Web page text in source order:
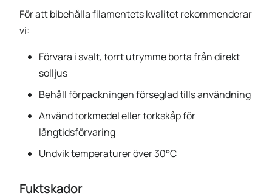
För att bibehålla filamentets kvalitet rekommenderar
vi:
Förvara i svalt, torrt utrymme borta från direkt
solljus
Behåll förpackningen förseglad tills användning
Använd torkmedel eller torkskåp för
långtidsförvaring
Undvik temperaturer över 30°C
Fuktskador